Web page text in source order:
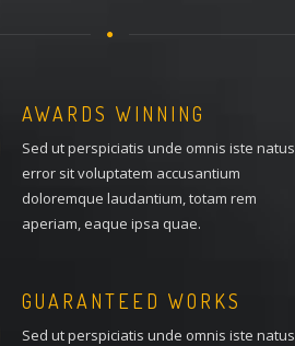
AWARDS WINNING
Sed ut perspiciatis unde omnis iste natus
error sit voluptatem accusantium
doloremque laudantium, totam rem
aperiam, eaque ipsa quae.
GUARANTEED WORKS
Sed ut perspiciatis unde omnis iste natus